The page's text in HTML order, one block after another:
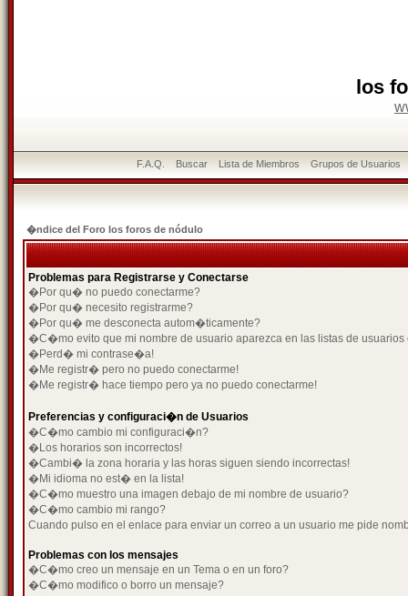
los
F.A.Q. Buscar Lista de Miembros Grupos de Usuarios
�ndice del Foro los foros de nódulo
Problemas para Registrarse y Conectarse
�Por qu� no puedo conectarme?
�Por qu� necesito registrarme?
�Por qu� me desconecta autom�ticamente?
�C�mo evito que mi nombre de usuario aparezca en las listas de usuarios
�Perd� mi contrase�a!
�Me registr� pero no puedo conectarme!
�Me registr� hace tiempo pero ya no puedo conectarme!
Preferencias y configuraci�n de Usuarios
�C�mo cambio mi configuraci�n?
�Los horarios son incorrectos!
�Cambi� la zona horaria y las horas siguen siendo incorrectas!
�Mi idioma no est� en la lista!
�C�mo muestro una imagen debajo de mi nombre de usuario?
�C�mo cambio mi rango?
Cuando pulso en el enlace para enviar un correo a un usuario me pide
Problemas con los mensajes
�C�mo creo un mensaje en un Tema o en un foro?
�C�mo modifico o borro un mensaje?